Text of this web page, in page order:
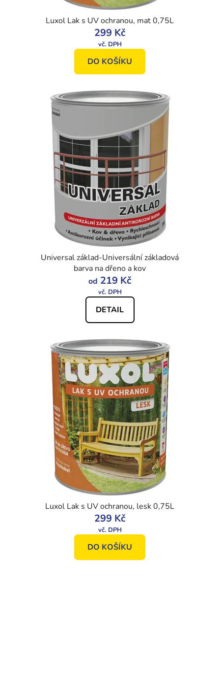
Luxol Lak s UV ochranou, mat 0,75L
299 Kč
DO KOŠÍKU
Universal základ-Universální základová
barva na dřeno a kov
od 219 Kč
DETAIL
Luxol Lak s UV ochranou, lesk 0,75L
299 Kč
DO KOŠÍKU